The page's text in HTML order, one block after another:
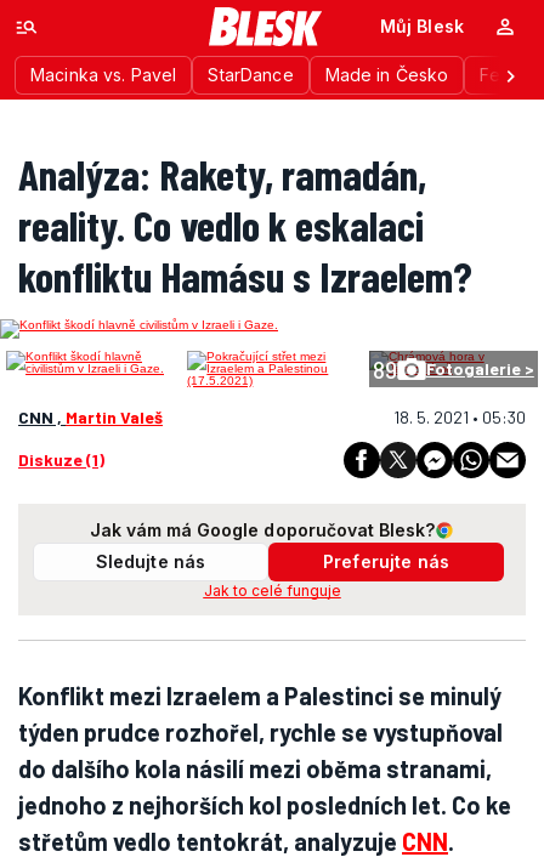
Macinka vs. Pavel StarDance Made in Česko
Můj Blesk
Analýza: Rakety, ramadán,
reality. Co vedlo k eskalaci
konfliktu Hamásu s Izraelem?
89 Fotogalerie >
CNN , Martin Valeš 18. 5. 2021 • 05:30
Diskuze (1)
Jak vám má Google doporučovat Blesk?
Sledujte nás
Preferujte nás
Jak to celé funguje
Konflikt mezi Izraelem a Palestinci se minulý
týden prudce rozhořel, rychle se vystupňoval
do dalšího kola násilí mezi oběma stranami,
jednoho z nejhorších kol posledních let. Co ke
střetům vedlo tentokrát, analyzuje CNN.